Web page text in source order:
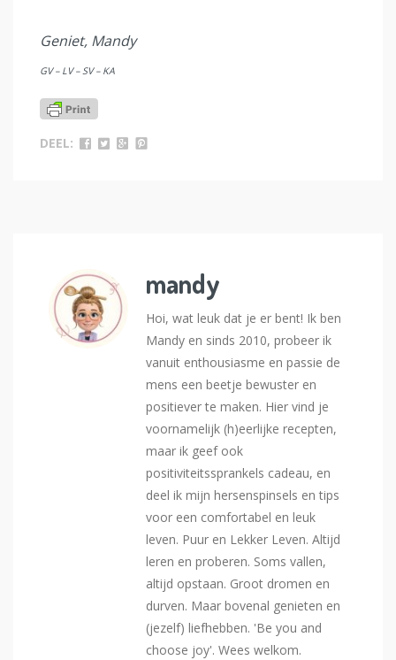
Geniet, Mandy
GV – LV – SV – KA
DEEL:
mandy
Hoi, wat leuk dat je er bent! Ik ben
Mandy en sinds 2010, probeer ik
vanuit enthousiasme en passie de
mens een beetje bewuster en
positiever te maken. Hier vind je
voornamelijk (h)eerlijke recepten,
maar ik geef ook
positiviteitssprankels cadeau, en
deel ik mijn hersenspinsels en tips
voor een comfortabel en leuk
leven. Puur en Lekker Leven. Altijd
leren en proberen. Soms vallen,
altijd opstaan. Groot dromen en
durven. Maar bovenal genieten en
(jezelf) liefhebben. 'Be you and
choose joy'. Wees welkom.